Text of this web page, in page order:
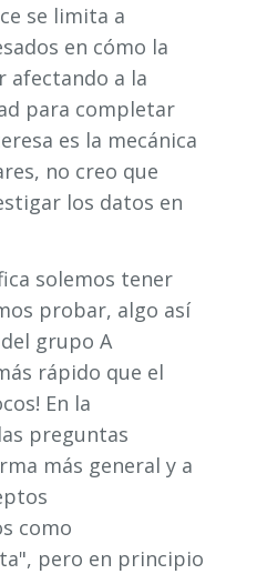
se limita a
en cómo la
afectando a la
para completar
es la mecánica
no creo que
los datos en
solemos tener
probar, algo así
grupo A
rápido que el
En la
preguntas
más general y a
como
pero en principio